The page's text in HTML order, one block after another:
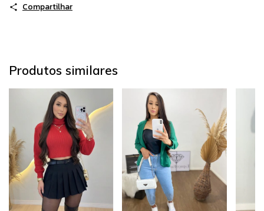
Compartilhar
Produtos similares